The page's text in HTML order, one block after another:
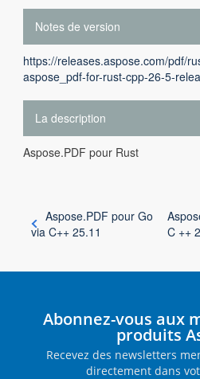
Notes de version
https://releases.aspose.com/pdf/
aspose_pdf-for-rust-cpp-26-5-
La description
Aspose.PDF pour Rust
Aspose.PDF pour Go
via C++ 25.11
C ++
Abonnez-vous aux
produits
Recevez des newsletters
directement dans